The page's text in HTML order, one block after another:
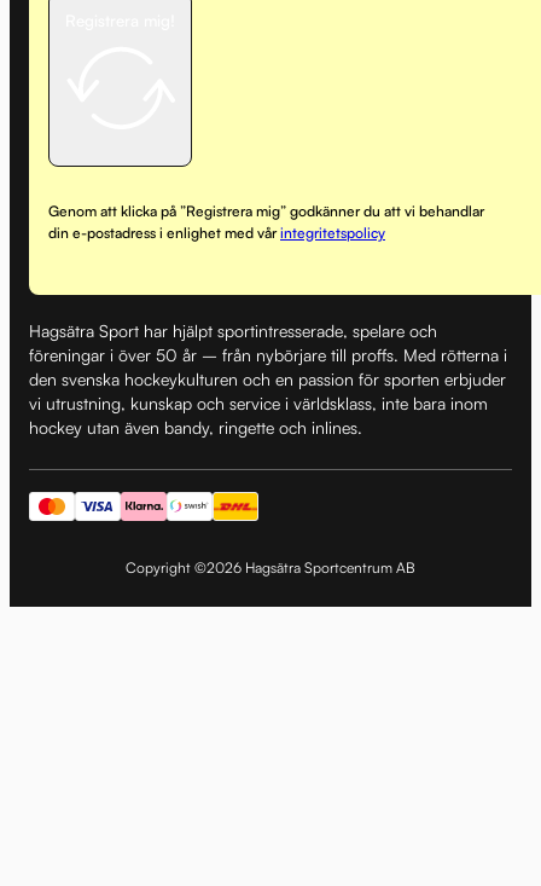
Genom att klicka på ”Registrera mig” godkänner du att vi behandlar
din e-postadress i enlighet med vårintegritetspolicy
Hagsätra Sport har hjälpt sportintresserade, spelare och
föreningar i över 50 år – från nybörjare till proffs. Med rötterna i
den svenska hockeykulturen och en passion för sporten erbjuder
vi utrustning, kunskap och service i världsklass, inte bara inom
hockey utan även bandy, ringette och inlines.
Copyright ©2026 Hagsätra Sportcentrum AB